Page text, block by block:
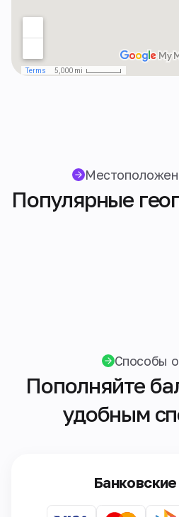
Популярные
Способы
Пополняйте
удобным